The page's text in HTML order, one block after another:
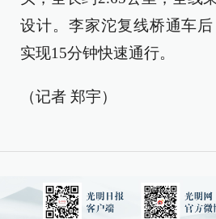
设计。李家沱复线桥通车
实现15分钟快速通行。
（记者 郑宇）